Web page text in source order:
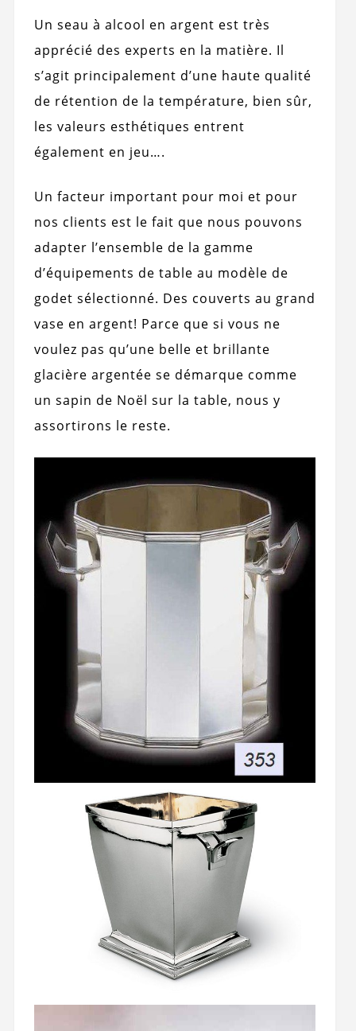
Un seau à alcool en argent est très
apprécié des experts en la matière. Il
s’agit principalement d’une haute qualité
de rétention de la température, bien sûr,
les valeurs esthétiques entrent
également en jeu….
Un facteur important pour moi et pour
nos clients est le fait que nous pouvons
adapter l’ensemble de la gamme
d’équipements de table au modèle de
godet sélectionné. Des couverts au grand
vase en argent! Parce que si vous ne
voulez pas qu’une belle et brillante
glacière argentée se démarque comme
un sapin de Noël sur la table, nous y
assortirons le reste.